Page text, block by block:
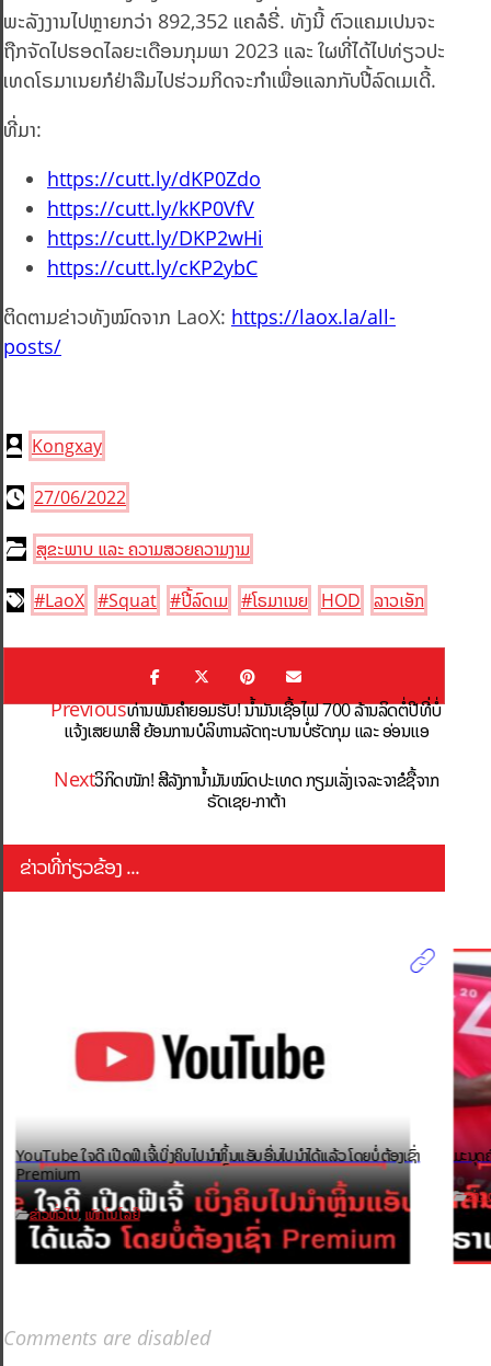
ພະລັງງານໄປຫຼາຍກວ່າ 892,352 ແຄລໍຣີ່. ທັງນີ້ ຕົວແຄມເປນຈະ
ຖືກຈັດໄປຮອດໄລຍະເດືອນກຸມພາ 2023 ແລະ ໃຜທີ່ໄດ້ໄປທ່ຽວປະ
ເທດໂຣມາເນຍກໍຢ່າລືມໄປຮ່ວມກິດຈະກໍາເພື່ອແລກກັບປີ້ລົດເມເດີ້.
ທີ່ມາ:
https://cutt.ly/dKP0Zdo
https://cutt.ly/kKP0VfV
https://cutt.ly/DKP2wHi
https://cutt.ly/cKP2ybC
ຕິດຕາມຂ່າວທັງໝົດຈາກ LaoX: https://laox.la/all-
posts/
Kongxay
27/06/2022
ສຸຂະພາບ ແລະ ຄວາມສວຍຄວາມງາມ
#LaoX #Squat #ປີ້ລົດເມ #ໂຣມາເນຍ HOD ລາວເອັກ
Previousທ່ານພັນຄຳຍອມຮັບ! ນ້ຳມັນເຊື້ອໄຟ 700 ລ້ານລິດຕໍ່ປີທີ່ບໍ່
ແຈ້ງເສຍພາສີ ຍ້ອນການບໍລິຫານລັດຖະບານບໍ່ຮັດກຸມ ແລະ ອ່ອນແອ
Nextວິກິດໜັກ! ສີລັງການ້ຳມັນໝົດປະເທດ ກຽມເລັ່ງເຈລະຈາຂໍຊື້ຈາກ
ຣັດເຊຍ-ກາຕ້າ
ຂ່າວທີ່ກ່ຽວຂ້ອງ ...
YouTube ໃຈດີ ເປີດຟີເຈີ້ເບິ່ງຄິບໄປນຳຫຼິ້ນແອັບອື່ນໄປນຳໄດ້ແລ້ວ ໂດຍບໍ່ຕ້ອງເຊົ່າ
Premium
ຂ່າວທົ່ວໄປ, ເທັກໂນໂລຢີ
ມະນຸດ
ຂ່າວ
Comments are disabled